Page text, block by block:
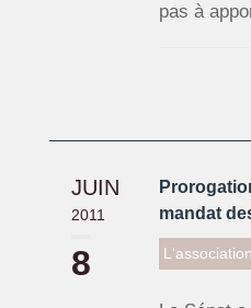
pas à
JUIN
2011
8
mandat
L'association